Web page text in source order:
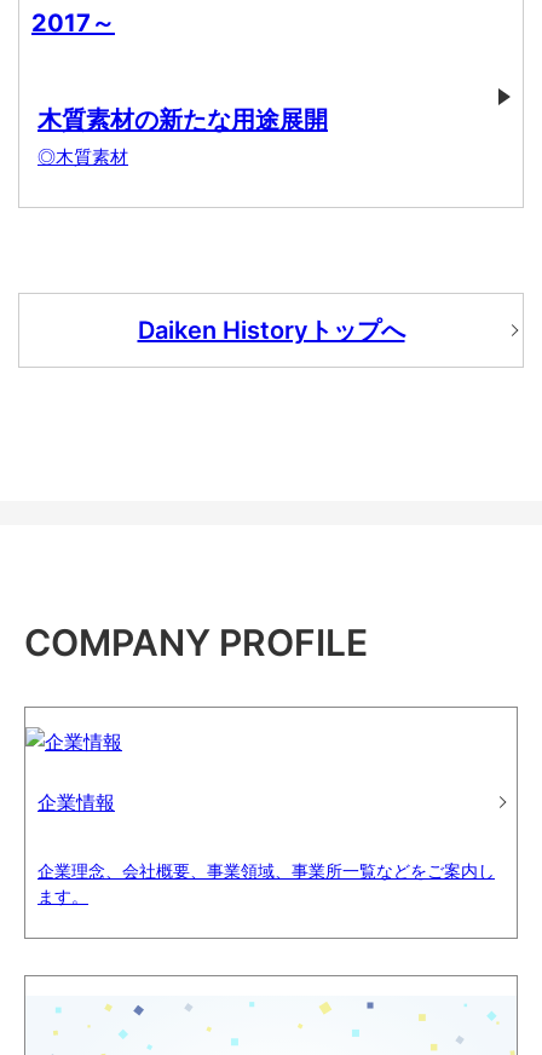
2017～
木質素材の新たな用途展開
◎木質素材
Daiken Historyトップへ
COMPANY PROFILE
企業情報
企業理念、会社概要、事業領域、事業所一覧などをご案内し
ます。